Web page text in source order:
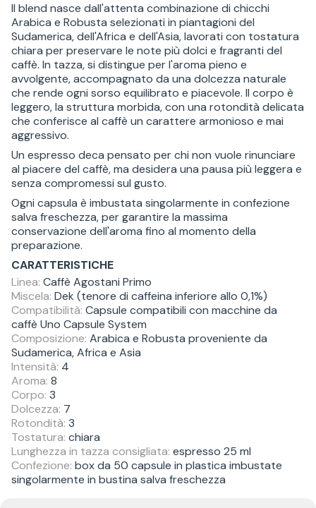
Il blend nasce dall'attenta combinazione di chicchi
Arabica e Robusta selezionati in piantagioni del
Sudamerica, dell'Africa e dell'Asia, lavorati con tostatura
chiara per preservare le note più dolci e fragranti del
caffè. In tazza, si distingue per l'aroma pieno e
avvolgente, accompagnato da una dolcezza naturale
che rende ogni sorso equilibrato e piacevole. Il corpo è
leggero, la struttura morbida, con una rotondità delicata
che conferisce al caffè un carattere armonioso e mai
aggressivo.
Un espresso deca pensato per chi non vuole rinunciare
al piacere del caffè, ma desidera una pausa più leggera e
senza compromessi sul gusto.
Ogni capsula è imbustata singolarmente in confezione
salva freschezza, per garantire la massima
conservazione dell'aroma fino al momento della
preparazione.
CARATTERISTICHE
Linea: Caffè Agostani Primo
Miscela: Dek (tenore di caffeina inferiore allo 0,1%)
Compatibilità: Capsule compatibili con macchine da
caffè Uno Capsule System
Composizione: Arabica e Robusta proveniente da
Sudamerica, Africa e Asia
Intensità: 4
Aroma: 8
Corpo: 3
Dolcezza: 7
Rotondità: 3
Tostatura: chiara
Lunghezza in tazza consigliata: espresso 25 ml
Confezione: box da 50 capsule in plastica imbustate
singolarmente in bustina salva freschezza